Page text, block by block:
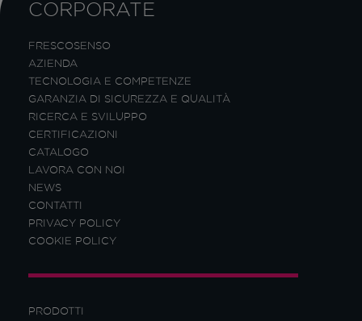
PRODOTTI
CORPORATE
FRESCOSENSO
AZIENDA
TECNOLOGIA E COMPETENZE
GARANZIA DI SICUREZZA E QUALITÀ
RICERCA E SVILUPPO
CERTIFICAZIONI
CATALOGO
LAVORA CON NOI
NEWS
CONTATTI
PRIVACY POLICY
COOKIE POLICY